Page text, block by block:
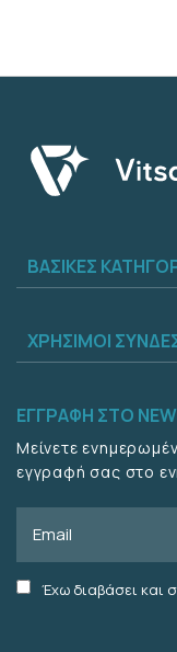
ΒΑΣΙΚΕΣ
ΧΡΗΣΙΜΟΙ
ΕΓΓΡΑΦΗ ΣΤΟ
Μείνετε
εγγραφή σας στο
AcceptΈχω διαβάσει και